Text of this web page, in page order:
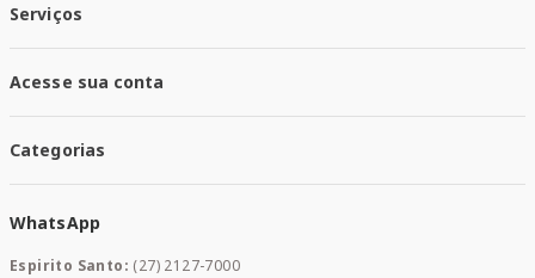
Nossas Lojas
Política de Entrega
Trocas e Devoluções
Serviços
Santa Mais Exames
Santa Mais Serviços
Santa Mais Convenios
Acesse sua conta
Meus Pedidos
Categorias
Saúde e Bem-estar
Mamães e Bebê
WhatsApp
Espirito Santo: (27) 2127-7000